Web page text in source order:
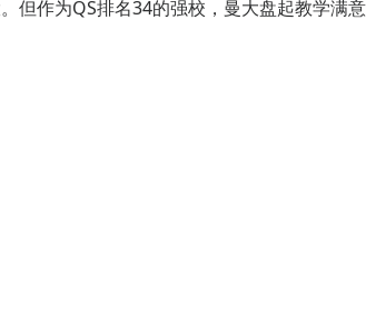
但作为QS排名34的强校，曼大盘起教学满